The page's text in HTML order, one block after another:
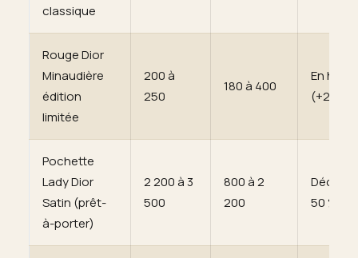
classique
Rouge Dior
Minaudière
édition
limitée
200 à
250
180 à 400
En
(+20 à
Pochette
Lady Dior
Satin (prêt-
à-porter)
2 200 à 3
500
800 à 2
200
Décote
50 %